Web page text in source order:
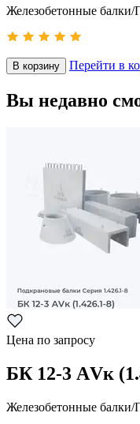
Железобетонные
В корзину Перейти в
Вы недавно
Цена по запросу
БК 12-3 АVк
Железобетонные